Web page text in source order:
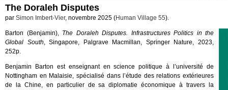
The Doraleh Disputes
par Simon Imbert-Vier, novembre 2025 (Human Village 55).
Barton (Benjamin), The Doraleh Disputes. Infrastructures Politics in the
Global South, Singapore, Palgrave Macmillan, Springer Nature, 2023,
252p.
Benjamin Barton est enseignant en science politique à l’université de
Nottingham en Malaisie, spécialisé dans l’étude des relations extérieures
de la Chine, en particulier de sa diplomatie économique à travers la